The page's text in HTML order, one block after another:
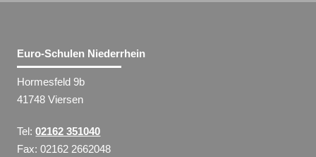
Euro-Schulen Niederrhein
Hormesfeld 9b
41748 Viersen
Tel:02162 351040
Fax: 02162 2662048